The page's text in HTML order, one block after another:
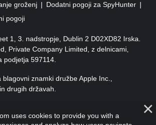
groženj
Dodatni pogoji za SpyHunter
pogoji
1, 3. nadstropje, Dublin 2 D02XD82 Irska.
Private Company Limited, z delnicami,
podjetja 597114.
znamki družbe Apple Inc.,
drugih državah.
uses cookies to provide you with a